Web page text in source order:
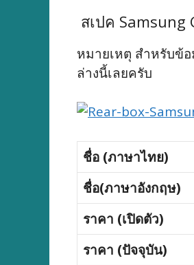
สเปค Samsung
หมายเหตุ สำหรับข้
ล่างนี้เลยครับ
ชื่อ (ภาษาไทย)
ชื่อ(ภาษาอังกฤษ)
ราคา (เปิดตัว)
ราคา (ปัจจุบัน)